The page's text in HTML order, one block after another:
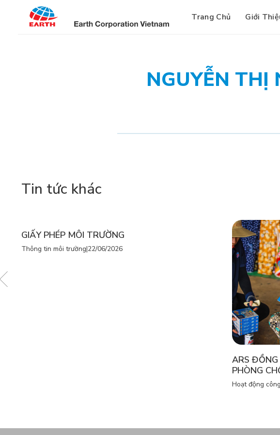
Trang Chủ Giới
NGUYỄN THỊ
Tin tức khác
GIẤY PHÉP MÔI TRƯỜNG
Thông tin môi trường|22/06/2026
ARS ĐỒNG
PHÒNG
Hoạt động